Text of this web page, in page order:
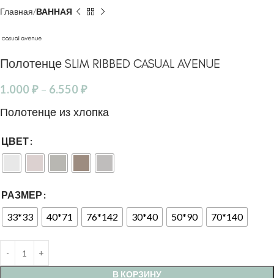
Главная ВАННАЯ
Полотенце SLIM RIBBED CASUAL AVENUE
1.000₽ – 6.550₽
Полотенце из хлопка
ЦВЕТ
РАЗМЕР
33*33
40*71 76*142 30*40 50*90 70*140
В КОРЗИНУ